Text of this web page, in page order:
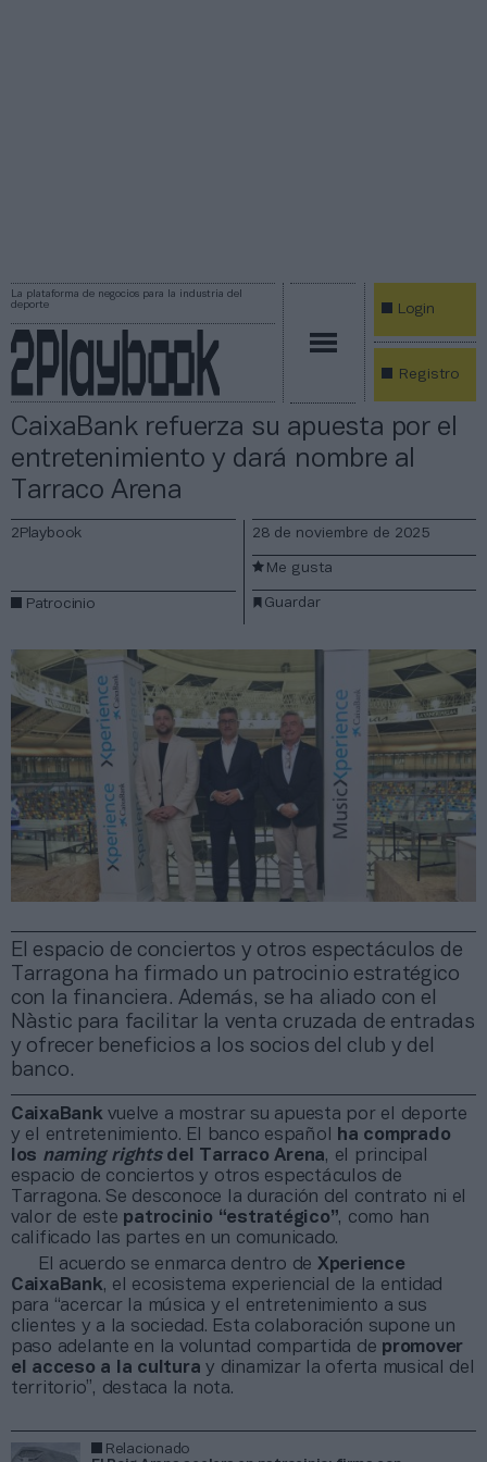
La plataforma de negocios para la industria del
deporte
Login
Registro
CaixaBank refuerza su apuesta por el
entretenimiento y dará nombre al
Tarraco Arena
El espacio de conciertos y otros espectáculos de
Tarragona ha firmado un patrocinio estratégico
con la financiera. Además, se ha aliado con el
Nàstic para facilitar la venta cruzada de entradas
y ofrecer beneficios a los socios del club y del
banco.
2Playbook
Patrocinio
28 de noviembre de 2025
Guardar
Me gusta
CaixaBank vuelve a mostrar su apuesta por el deporte
y el entretenimiento. El banco español
ha comprado
los naming rightsdel Tarraco Arena, el principal
espacio de conciertos y otros espectáculos de
Tarragona. Se desconoce la duración del contrato ni el
valor de este patrocinio “estratégico”, como han
calificado las partes en un comunicado.
El acuerdo se enmarca dentro de Xperience
CaixaBank, el ecosistema experiencial de la entidad
para “acercar la música y el entretenimiento a sus
clientes y a la sociedad. Esta colaboración supone un
paso adelante en la voluntad compartida de promover
el acceso a la cultura y dinamizar la oferta musical del
territorio”, destaca la nota.
Relacionado